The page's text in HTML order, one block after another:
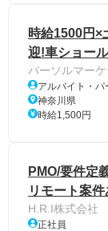
時給1500円×
迎!車ショー
パーソルマー
アルバイト・パ
神奈川県
時給1,500円
PMO/要件定
リモート案件
H.R.I株式会社
正社員